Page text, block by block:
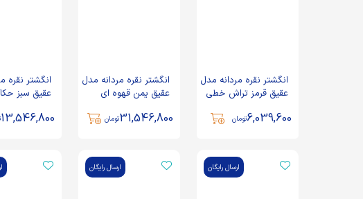
انگشتر نقره مردانه مدل
عقیق قرمز تراش خطی
6,039,600تومان
انگشتر نقره مردانه مدل
عقیق یمن قهوه ای
کد 89112
31,546,800تومان
انگشتر نقره
عقیق سبز
70598
13,546,800
ارسال رایگان ارسال رایگان